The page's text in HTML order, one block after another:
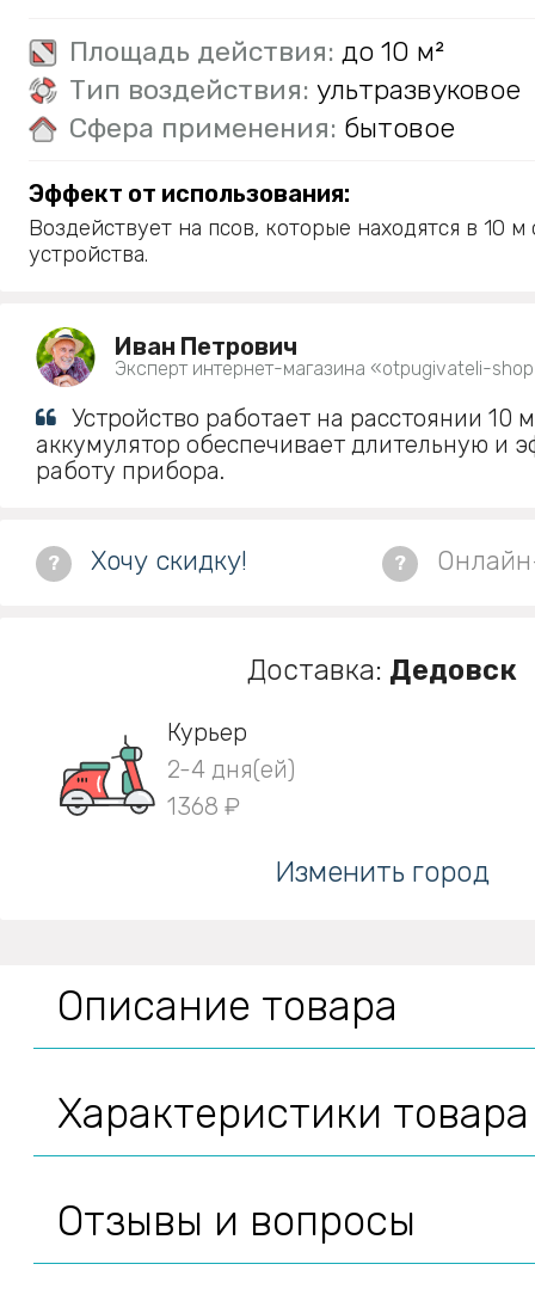
Площадь действия: до 10 м²
Тип воздействия: ультразвуковое
Сфера применения: бытовое
Эффект от использования:
Воздействует на псов, которые находятся в 10
устройства.
Иван Петрович
Эксперт интернет-магазина «otpugivateli-
Устройство работает на расстоянии 10
аккумулятор обеспечивает длительную и
работу прибора.
? Хочу скидку! ?
Доставка: Дедовск
Курьер
2-4 дня(ей)
1368 ₽
Изменить город
Описание товара
Характеристики товара
Отзывы и вопросы